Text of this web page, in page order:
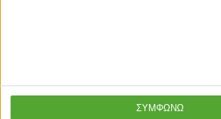
ΣΥΜΦΩΝΩ